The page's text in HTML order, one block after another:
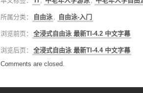
所属分类： 自由泳 , 自由泳-入门
浏览前页： 全浸式自由泳 最新TI-4.2 中文字幕
浏览后页：
全浸式自由泳 最新TI-4.4 中文字幕
Comments are closed.